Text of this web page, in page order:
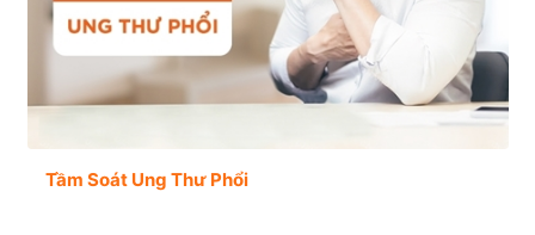
Tầm Soát Ung Thư Phổi